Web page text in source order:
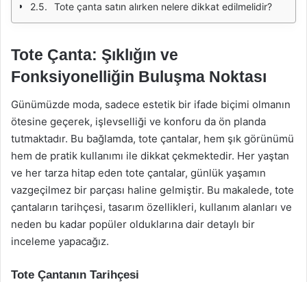
Tote çanta satın alırken nelere dikkat edilmelidir?
Tote Çanta: Şıklığın ve
Fonksiyonelliğin Buluşma Noktası
Günümüzde moda, sadece estetik bir ifade biçimi olmanın
ötesine geçerek, işlevselliği ve konforu da ön planda
tutmaktadır. Bu bağlamda, tote çantalar, hem şık görünümü
hem de pratik kullanımı ile dikkat çekmektedir. Her yaştan
ve her tarza hitap eden tote çantalar, günlük yaşamın
vazgeçilmez bir parçası haline gelmiştir. Bu makalede, tote
çantaların tarihçesi, tasarım özellikleri, kullanım alanları ve
neden bu kadar popüler olduklarına dair detaylı bir
inceleme yapacağız.
Tote Çantanın Tarihçesi